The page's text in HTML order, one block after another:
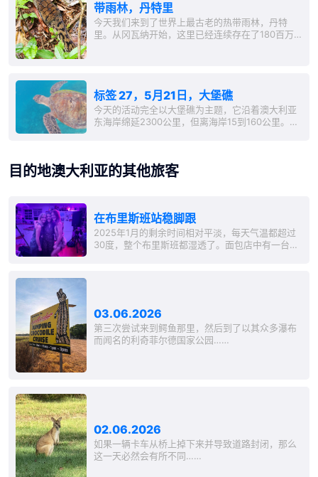
带雨林，丹特里
今天我们来到了世界上最古老的热带雨林，丹特
里。从冈瓦纳开始，这里已经连续存在了180百万
标签 27，5月21日，大堡礁
今天的活动完全以大堡礁为主题，它沿着澳大利亚
东海岸绵延2300公里，但离海岸15到160公里。在
目的地澳大利亚的其他旅客
在布里斯班站稳脚跟
2025年1月的剩余时间相对平淡，每天气温都超过
30度，整个布里斯班都湿透了。面包店中有一台空
着和Nugget一起在工作后...
03.06.2026
第三次尝试来到鳄鱼那里，然后到了以其众多瀑布
而闻名的利奇菲尔德国家公园……
02.06.2026
如果一辆卡车从桥上掉下来并导致道路封闭，那么
这一天必然会有所不同……